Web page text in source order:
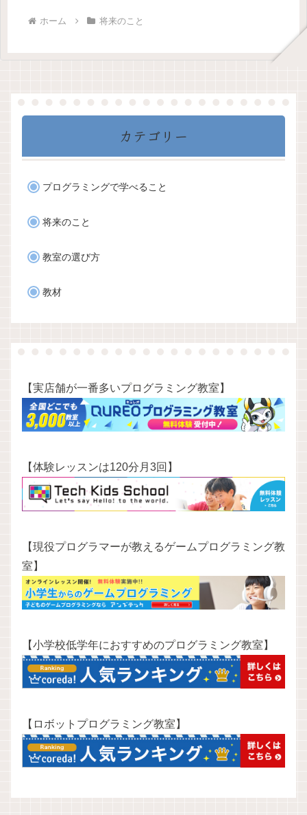
ホーム 将来のこと
カテゴリー
プログラミングで学べること
将来のこと
教室の選び方
教材
【実店舗が一番多いプログラミング教室】
【体験レッスンは120分月3回】
【現役プログラマーが教えるゲームプログラミング教
室】
【小学校低学年におすすめのプログラミング教室】
【ロボットプログラミング教室】